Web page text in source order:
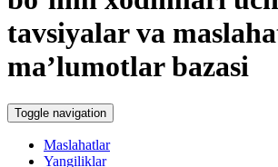
tavsiyalar va
ma’lumotlar bazasi
Toggle navigation
Maslahatlar
Yangiliklar